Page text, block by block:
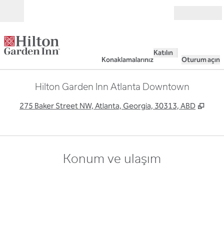
Konaklamalarınız
Katılın
Oturum açın
Hilton Garden Inn Atlanta Downtown
275 Baker Street NW, Atlanta, Georgia, 30313, ABD ,
Konum ve ulaşım